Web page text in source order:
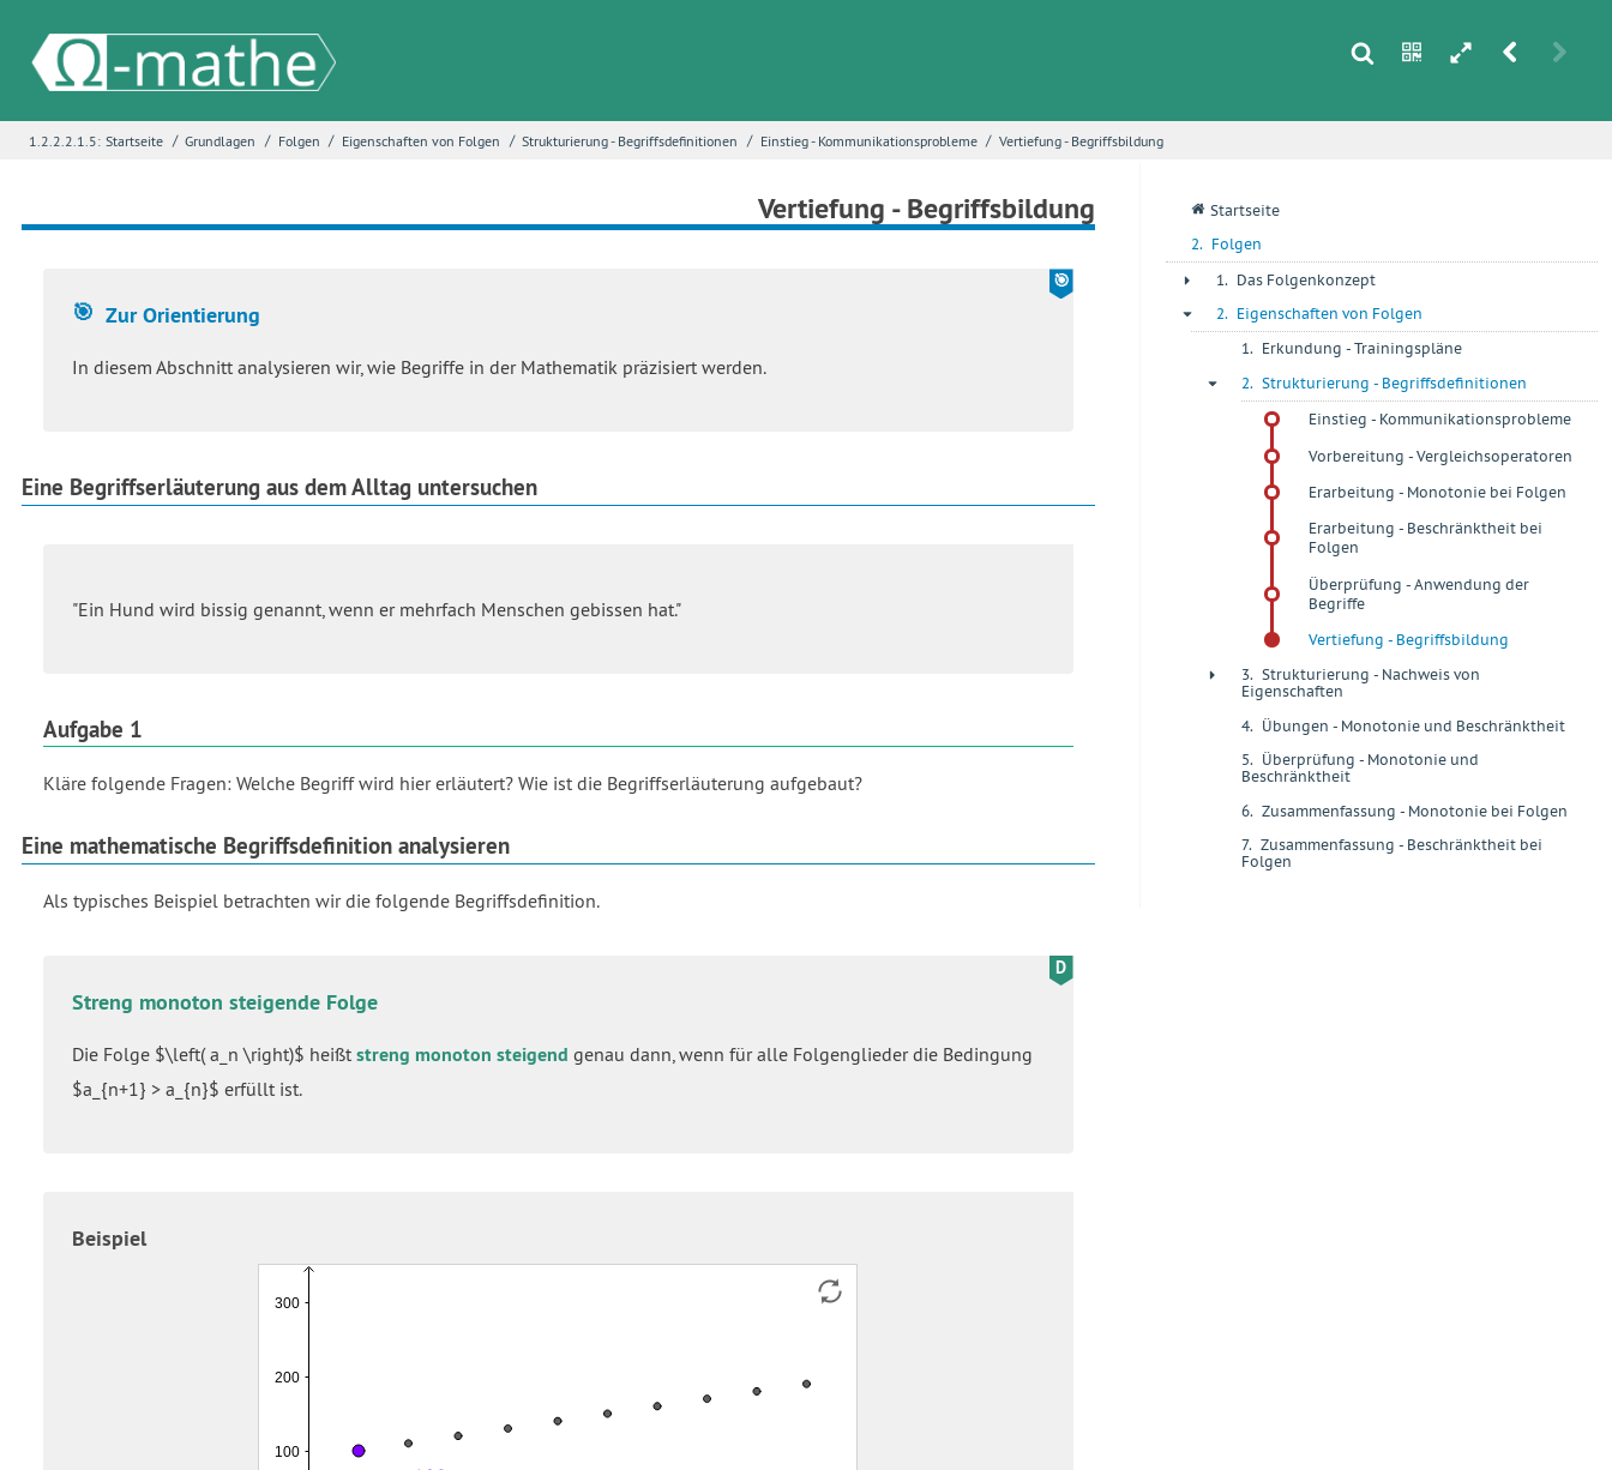
s n h r u
1.2.2.2.1.5: Startseite / Grundlagen / Folgen / Eigenschaften von Folgen / Strukturierung - Begriffsdefinitionen / Einstieg - Kommunikationsprobleme / Vertiefung - Begriffsbildung
Vertiefung - Begriffsbildung
Zur Orientierung
In diesem Abschnitt analysieren wir, wie Begriffe in der Mathematik präzisiert werden.
Eine Begriffserläuterung aus dem Alltag untersuchen
"Ein Hund wird bissig genannt, wenn er mehrfach Menschen gebissen hat."
Aufgabe 1
Kläre folgende Fragen: Welche Begriff wird hier erläutert? Wie ist die Begriffserläuterung aufgebaut?
Eine mathematische Begriffsdefinition analysieren
Als typisches Beispiel betrachten wir die folgende Begriffsdefinition.
Streng monoton steigende Folge
Die Folge $\left( a_n \right)$ heißt streng monoton steigend genau dann, wenn für alle Folgenglieder die Bedingung
$a_{n+1} > a_{n}$ erfüllt ist.
Beispiel
q Startseite
2. Folgen
+ 1. Das Folgenkonzept
- 2. Eigenschaften von Folgen
1. Erkundung - Trainingspläne
- 2. Strukturierung - Begriffsdefinitionen
Einstieg - Kommunikationsprobleme
Vorbereitung - Vergleichsoperatoren
Erarbeitung - Monotonie bei Folgen
Erarbeitung - Beschränktheit bei
Folgen
Überprüfung - Anwendung der
Begriffe
Vertiefung - Begriffsbildung
+ 3. Strukturierung - Nachweis von
Eigenschaften
4. Übungen - Monotonie und Beschränktheit
5. Überprüfung - Monotonie und
Beschränktheit
6. Zusammenfassung - Monotonie bei Folgen
7. Zusammenfassung - Beschränktheit bei
Folgen
Seite*